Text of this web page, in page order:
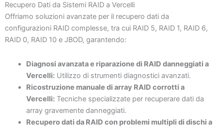
Recupero Dati da Sistemi RAID a Vercelli
Offriamo soluzioni avanzate per il recupero dati da
configurazioni RAID complesse, tra cui RAID 5, RAID 1, RAID 6,
RAID 0, RAID 10 e JBOD, garantendo:
Diagnosi avanzata e riparazione di RAID danneggiati a
Vercelli:Utilizzo di strumenti diagnostici avanzati.
Ricostruzione manuale di array RAID corrotti a
Vercelli:Tecniche specializzate per recuperare dati da
array gravemente danneggiati.
Recupero dati da RAID con problemi multipli di dischi a